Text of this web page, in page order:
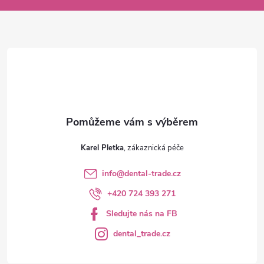
a
Karel Pletka
info@dental-trade.cz
+420 724 393 271
Sledujte nás na FB
dental_trade.cz